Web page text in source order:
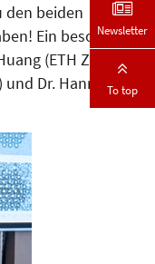
den beiden
Ein besonderer
(ETH Zürich),
Dr. Hannah C.
Newsletter
To top